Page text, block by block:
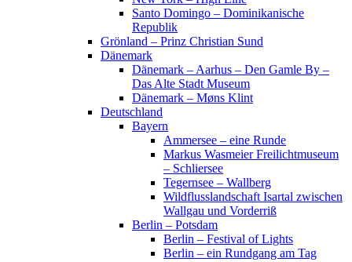
Santo Domingo – Dominikanische
Republik
Grönland – Prinz Christian Sund
Dänemark
Dänemark – Aarhus – Den Gamle By –
Das Alte Stadt Museum
Dänemark – Møns Klint
Deutschland
Bayern
Ammersee – eine Runde
Markus Wasmeier Freilichtmuseum
– Schliersee
Tegernsee – Wallberg
Wildflusslandschaft Isartal zwischen
Wallgau und Vorderriß
Berlin – Potsdam
Berlin – Festival of Lights
Berlin – ein Rundgang am Tag